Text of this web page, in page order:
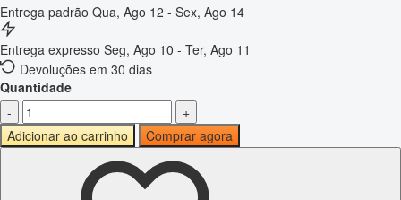
Entrega padrão Qua, Ago 12 - Sex, Ago 14
Entrega expresso Seg, Ago 10 - Ter, Ago 11
Devoluções em 30 dias
Quantidade
-
+
Adicionar ao carrinho
Comprar agora